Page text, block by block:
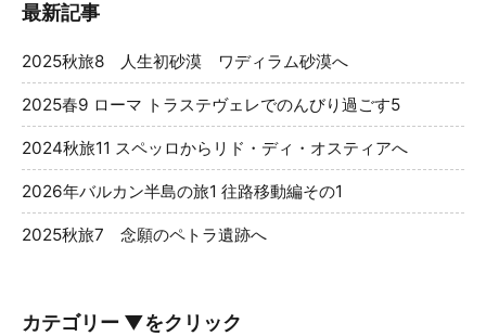
最新記事
2025秋旅8 人生初砂漠 ワディラム砂漠へ
2025春9 ローマ トラステヴェレでのんびり過ごす5
2024秋旅11 スペッロからリド・ディ・オスティアへ
2026年バルカン半島の旅1 往路移動編その1
2025秋旅7 念願のペトラ遺跡へ
カテゴリー ▼をクリック